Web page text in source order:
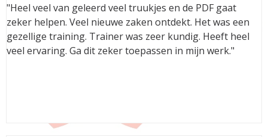
"Heel veel van geleerd veel truukjes en de PDF gaat
zeker helpen. Veel nieuwe zaken ontdekt. Het was een
gezellige training. Trainer was zeer kundig. Heeft heel
veel ervaring. Ga dit zeker toepassen in mijn werk."